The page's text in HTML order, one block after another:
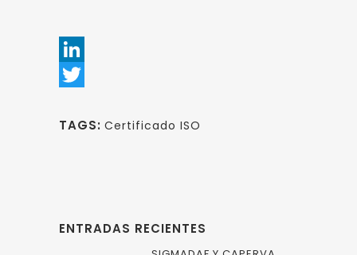
LinkedIn
TAGS: Certificado ISO
ENTRADAS RECIENTES